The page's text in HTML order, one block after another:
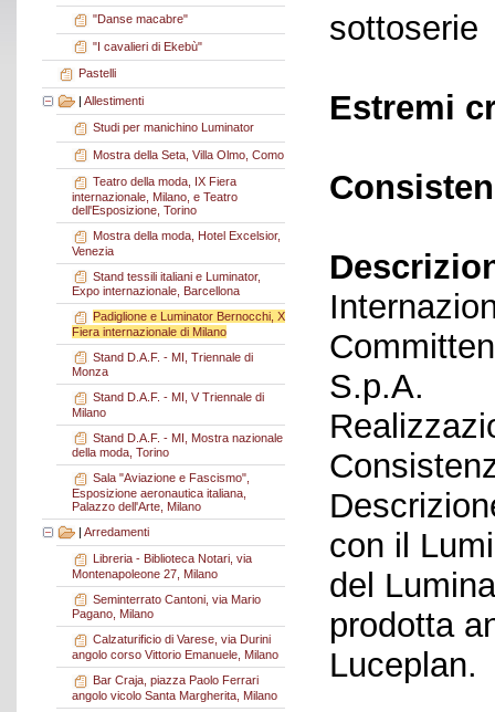
"Danse macabre"
"I cavalieri di Ekebù"
Pastelli
| Allestimenti
Studi per manichino Luminator
Mostra della Seta, Villa Olmo, Como
Teatro della moda, IX Fiera
internazionale, Milano, e Teatro
dell'Esposizione, Torino
Mostra della moda, Hotel Excelsior,
Venezia
Stand tessili italiani e Luminator,
Expo internazionale, Barcellona
Padiglione e Luminator Bernocchi, X
Fiera internazionale di Milano
Stand D.A.F. - MI, Triennale di
Monza
Stand D.A.F. - MI, V Triennale di
Milano
Stand D.A.F. - MI, Mostra nazionale
della moda, Torino
Sala "Aviazione e Fascismo",
Esposizione aeronautica italiana,
Palazzo dell'Arte, Milano
| Arredamenti
Libreria - Biblioteca Notari, via
Montenapoleone 27, Milano
Seminterrato Cantoni, via Mario
Pagano, Milano
Calzaturificio di Varese, via Durini
angolo corso Vittorio Emanuele, Milano
Bar Craja, piazza Paolo Ferrari
angolo vicolo Santa Margherita, Milano
sottoserie
Estremi
S.p.A.
con il
del
prodotta
Luceplan.